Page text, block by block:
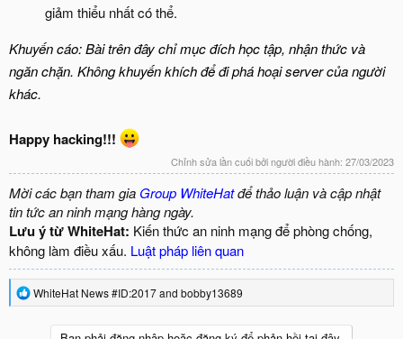
giảm thiểu nhất có thể.
Khuyến cáo: Bài trên đây chỉ mục đích học tập, nhận thức và
ngăn chặn. Không khuyến khích để đi phá hoại server của người
khác.
Happy hacking!!!
Chỉnh sửa lần cuối bởi người điều hành: 27/03/2023
Mời các bạn tham gia Group WhiteHatđể thảo luận và cập nhật
tin tức an ninh mạng hàng ngày.
Lưu ý từ WhiteHat: Kiến thức an ninh mạng để phòng chống,
không làm điều xấu. Luật pháp liên quan
R
e
WhiteHat News #ID:2017and bobby13689